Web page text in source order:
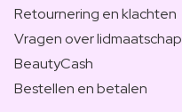
Retournering en klachten
Vragen over lidmaatschap
BeautyCash
Bestellen en betalen